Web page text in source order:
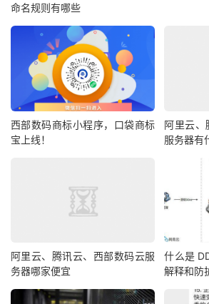
命名规则有哪些
西部数码商标小程序，口袋商标
宝上线！
阿里云、
服务器有
阿里云、腾讯云、西部数码云服
务器哪家便宜
什么是
解释和防